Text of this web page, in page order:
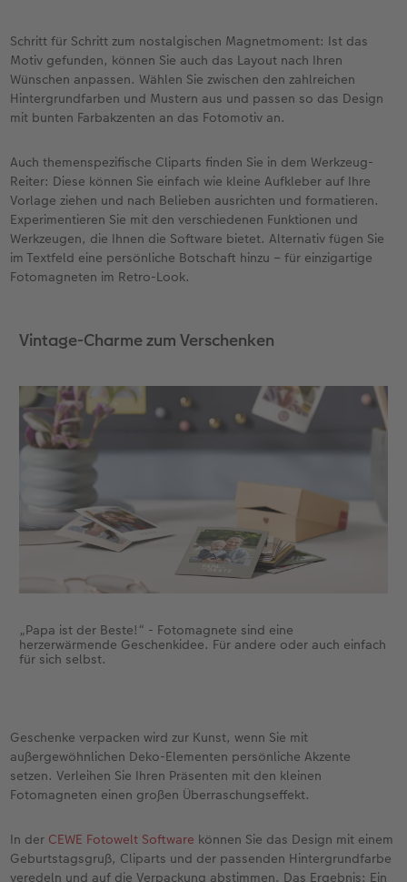
Schritt für Schritt zum nostalgischen Magnetmoment: Ist das
Motiv gefunden, können Sie auch das Layout nach Ihren
Wünschen anpassen. Wählen Sie zwischen den zahlreichen
Hintergrundfarben und Mustern aus und passen so das Design
mit bunten Farbakzenten an das Fotomotiv an.
Auch themenspezifische Cliparts finden Sie in dem Werkzeug-
Reiter: Diese können Sie einfach wie kleine Aufkleber auf Ihre
Vorlage ziehen und nach Belieben ausrichten und formatieren.
Experimentieren Sie mit den verschiedenen Funktionen und
Werkzeugen, die Ihnen die Software bietet. Alternativ fügen Sie
im Textfeld eine persönliche Botschaft hinzu – für einzigartige
Fotomagneten im Retro-Look.
Vintage-Charme zum Verschenken
„Papa ist der Beste!“ - Fotomagnete sind eine
herzerwärmende Geschenkidee. Für andere oder auch einfach
für sich selbst.
Geschenke verpacken wird zur Kunst, wenn Sie mit
außergewöhnlichen Deko-Elementen persönliche Akzente
setzen. Verleihen Sie Ihren Präsenten mit den kleinen
Fotomagneten einen großen Überraschungseffekt.
In der CEWE Fotowelt Software können Sie das Design mit einem
Geburtstagsgruß, Cliparts und der passenden Hintergrundfarbe
veredeln und auf die Verpackung abstimmen. Das Ergebnis: Ein